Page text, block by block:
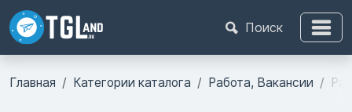
Поиск
Главная Категории каталога Работа, Вакансии